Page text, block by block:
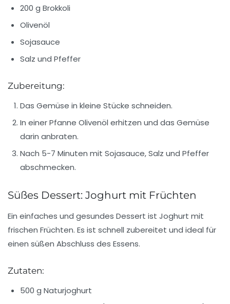
200 g Brokkoli
Olivenöl
Sojasauce
Salz und Pfeffer
Zubereitung:
Das Gemüse in kleine Stücke schneiden.
In einer Pfanne Olivenöl erhitzen und das Gemüse
darin anbraten.
Nach 5-7 Minuten mit Sojasauce, Salz und Pfeffer
abschmecken.
Süßes Dessert: Joghurt mit Früchten
Ein einfaches und gesundes Dessert ist Joghurt mit
frischen Früchten. Es ist schnell zubereitet und ideal für
einen süßen Abschluss des Essens.
Zutaten:
500 g Naturjoghurt